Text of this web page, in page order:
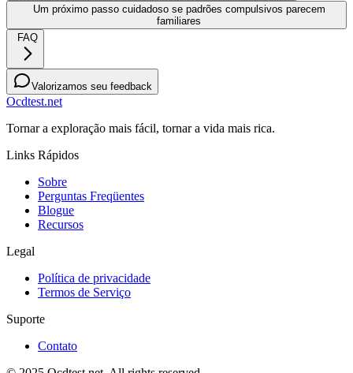
Um próximo passo cuidadoso se padrões compulsivos parecem
familiares
FAQ
Valorizamos seu feedback
Ocdtest.net
Tornar a exploração mais fácil, tornar a vida mais rica.
Links Rápidos
Sobre
Perguntas Freqüentes
Blogue
Recursos
Legal
Política de privacidade
Termos de Serviço
Suporte
Contato